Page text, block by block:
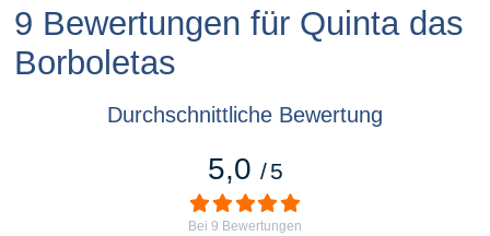
9 Bewertungen für Quinta das
Borboletas
Durchschnittliche Bewertung
5,0 /5
Bei 9 Bewertungen